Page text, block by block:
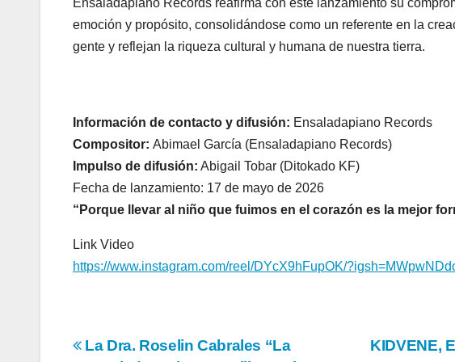
emoción y propósito, consolidándose como un referente en la
gente y reflejan la riqueza cultural y humana de nuestra tierra.
Información de contacto y difusión:
Compositor: Abimael García (Ensaladapiano Records)
Impulso de difusión: Abigail Tobar (Ditokado KF)
Fecha de lanzamiento: 17 de mayo de 2026
“Porque llevar al niño que fuimos en el corazón es la mejor
Link Video
https://www.instagram.com/reel/DYcX9hFupOK/?igsh=
Navegación
KIDVENE,
La Dra. Roselin Cabrales “La